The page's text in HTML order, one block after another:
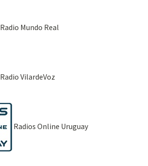
Radio Mundo Real
Radio VilardeVoz
Radios Online Uruguay